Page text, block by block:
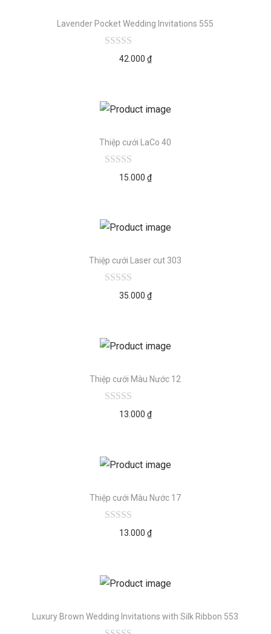
Lavender Pocket Wedding Invitations 555
42.000 ₫
Thiệp cưới LaCo 40
15.000 ₫
Thiệp cưới Laser cut 303
35.000 ₫
Thiệp cưới Màu Nước 12
13.000 ₫
Thiệp cưới Màu Nước 17
13.000 ₫
Luxury Brown Wedding Invitations with Silk Ribbon 553